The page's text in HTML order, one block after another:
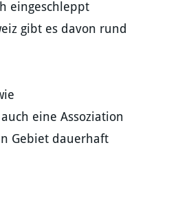
eingeschleppt
gibt es davon rund
eine Assoziation
Gebiet dauerhaft